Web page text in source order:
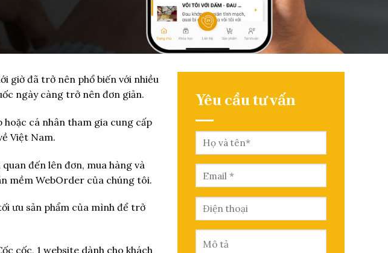
giờ đã trở nên phổ biến với nhiều
ngày càng trở nên đơn giản.
cá nhân tham gia cung cấp
Việt Nam.
đến lên đơn, mua hàng và
mềm WebOrder của chúng tôi.
ưu sản phẩm của mình để trở
cốc, 1 website dành cho khách
Yêu cầu tư vấn